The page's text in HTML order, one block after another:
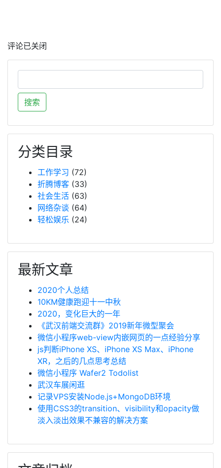
评论已关闭
分类目录
工作学习 (72)
折腾博客 (33)
社会生活 (63)
网络杂谈 (64)
轻松娱乐 (24)
最新文章
2020个人总结
10KM健康跑迎十一中秋
2020，变化巨大的一年
《武汉前端交流群》2019新年微型聚会
微信小程序web-view内嵌网页的一点经验分享
js判断iPhone XS、iPhone XS Max、iPhone
XR，之后的几点思考总结
微信小程序 Wafer2 Todolist
武汉车展闲逛
记录VPS安装Node.js+MongoDB环境
使用CSS3的transition、visibility和opacity做
淡入淡出效果不兼容的解决方案